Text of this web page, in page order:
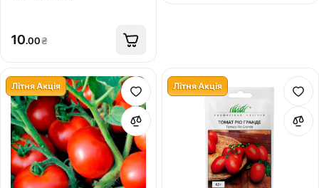
10.00₴
Літня Акція Літня Акція